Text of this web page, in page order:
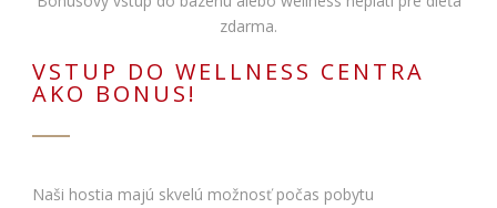
zdarma.
VSTUP DO WELLNESS CENTRA
AKO BONUS!
Naši hostia majú skvelú možnosť počas pobytu